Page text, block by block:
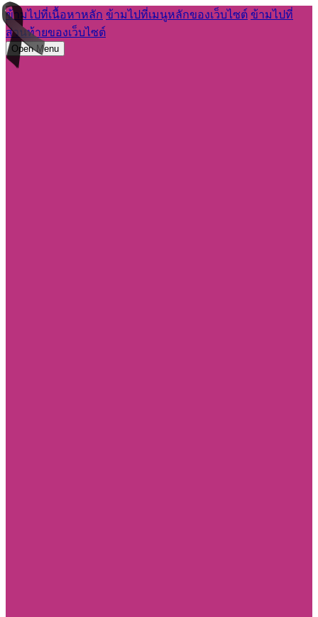
ข้ามไปที่เนื้อหาหลัก ข้ามไปที่เมนูหลักของเว็บไซต์ ข้ามไปที่
ส่วนท้ายของเว็บไซต์
Open Menu